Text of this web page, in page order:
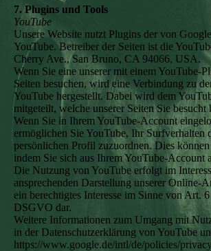
7. Plugins und Tools
YouTube
Unsere Website nutzt Plugins der von
YouTube. Betreiber der Seiten ist die
Cherry Ave., San Bruno, CA 94066, USA.
Wenn Sie eine unserer mit einem YouTube-
Seiten besuchen, wird eine Verbindung zu
YouTube hergestellt. Dabei wird dem
mitgeteilt, welche unserer Seiten Sie besucht
Wenn Sie in Ihrem YouTube-Account
ermöglichen Sie YouTube, Ihr Surfverhalten
persönlichen Profil zuzuordnen. Dies
indem Sie sich aus Ihrem YouTube-Account
Die Nutzung von YouTube erfolgt im
ansprechenden Darstellung unserer Online-
ein berechtigtes Interesse im Sinne von Art.
DSGVO dar.
Weitere Informationen zum Umgang mit
in der Datenschutzerklärung von YouTube
https://www.google.de/intl/de/policies/